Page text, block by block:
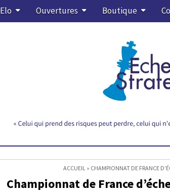
Elo Ouvertures Boutique
ACCUEIL » CHAMPIONNAT DE FRANCE
Championnat de France